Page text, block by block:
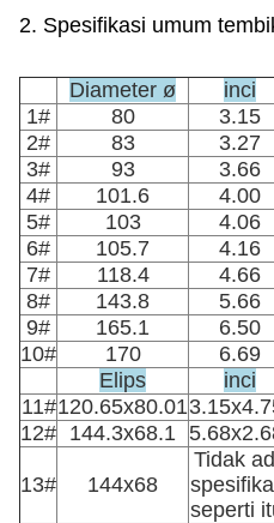
2. Spesifikasi umum
Diameter ø inci
1#
80 3.15
2#
83 3.27
3#
93 3.66
4#
101.6 4.00
5#
103 4.06
6#
105.7 4.16
7#
118.4 4.66
8#
143.8 5.66
9#
165.1 6.50
10#
170 6.69
Elips
inci
11#120.65x80.01
12# 144.3x68.1
13# 144x68
Tidak
seperti